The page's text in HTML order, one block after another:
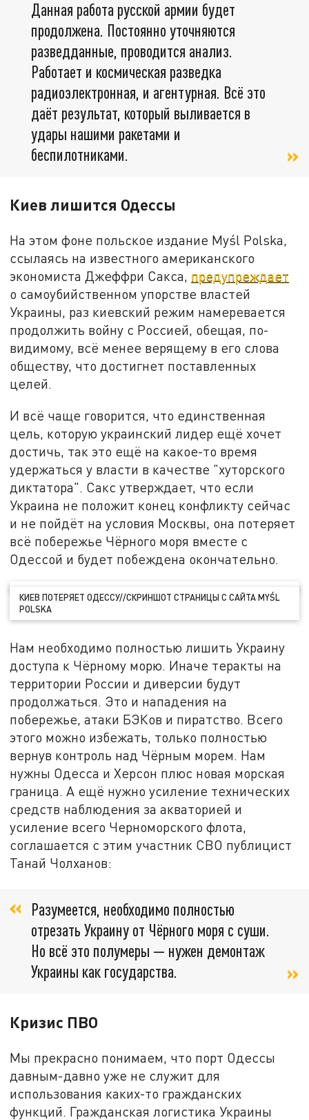
Данная работа русской армии будет
продолжена. Постоянно уточняются
разведданные, проводится анализ.
Работает и космическая разведка
радиоэлектронная, и агентурная. Всё это
даёт результат, который выливается в
удары нашими ракетами и
беспилотниками.
Киев лишится Одессы
На этом фоне польское издание Myśl Polska,
ссылаясь на известного американского
экономиста Джеффри Сакса, предупреждает
о самоубийственном упорстве властей
Украины, раз киевский режим намеревается
продолжить войну с Россией, обещая, по-
видимому, всё менее верящему в его слова
обществу, что достигнет поставленных
целей.
И всё чаще говорится, что единственная
цель, которую украинский лидер ещё хочет
достичь, так это ещё на какое-то время
удержаться у власти в качестве "хуторского
диктатора". Сакс утверждает, что если
Украина не положит конец конфликту сейчас
и не пойдёт на условия Москвы, она потеряет
всё побережье Чёрного моря вместе с
Одессой и будет побеждена окончательно.
КИЕВ ПОТЕРЯЕТ ОДЕССУ//СКРИНШОТ СТРАНИЦЫ С САЙТА MYŚL
POLSKA
Нам необходимо полностью лишить Украину
доступа к Чёрному морю. Иначе теракты на
территории России и диверсии будут
продолжаться. Это и нападения на
побережье, атаки БЭКов и пиратство. Всего
этого можно избежать, только полностью
вернув контроль над Чёрным морем. Нам
нужны Одесса и Херсон плюс новая морская
граница. А ещё нужно усиление технических
средств наблюдения за акваторией и
усиление всего Черноморского флота,
соглашается с этим участник СВО публицист
Танай Чолханов:
Разумеется, необходимо полностью
отрезать Украину от Чёрного моря с суши.
Но всё это полумеры — нужен демонтаж
Украины как государства.
Кризис ПВО
Мы прекрасно понимаем, что порт Одессы
давным-давно уже не служит для
использования каких-то гражданских
функций. Гражданская логистика Украины